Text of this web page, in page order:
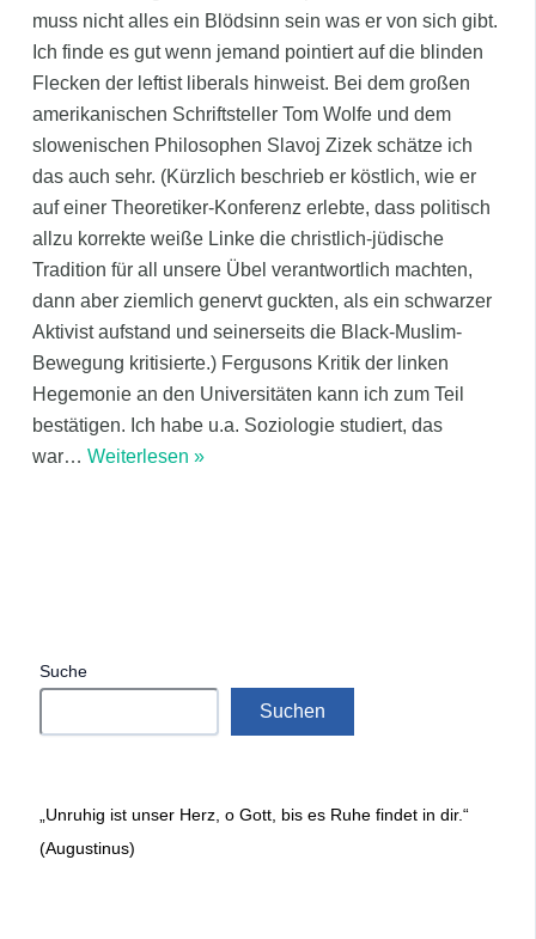
muss nicht alles ein Blödsinn sein was er von sich gibt.
Ich finde es gut wenn jemand pointiert auf die blinden
Flecken der leftist liberals hinweist. Bei dem großen
amerikanischen Schriftsteller Tom Wolfe und dem
slowenischen Philosophen Slavoj Zizek schätze ich
das auch sehr. (Kürzlich beschrieb er köstlich, wie er
auf einer Theoretiker-Konferenz erlebte, dass politisch
allzu korrekte weiße Linke die christlich-jüdische
Tradition für all unsere Übel verantwortlich machten,
dann aber ziemlich genervt guckten, als ein schwarzer
Aktivist aufstand und seinerseits die Black-Muslim-
Bewegung kritisierte.) Fergusons Kritik der linken
Hegemonie an den Universitäten kann ich zum Teil
bestätigen. Ich habe u.a. Soziologie studiert, das
war… Weiterlesen »
Suche
Suchen
„Unruhig ist unser Herz, o Gott, bis es Ruhe findet in dir.“
(Augustinus)